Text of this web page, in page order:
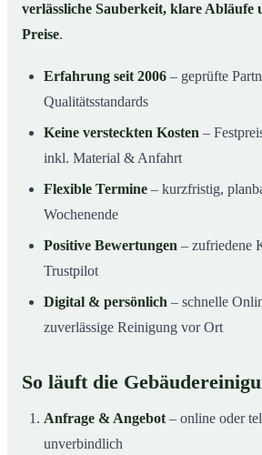
verlässliche Sauberkeit, klare Abläufe
Preise.
Erfahrung seit 2006 – geprüfte
Qualitätsstandards
Keine versteckten Kosten –
inkl. Material & Anfahrt
Flexible Termine – kurzfristig,
Wochenende
Positive Bewertungen – zufriedene
Trustpilot
Digital & persönlich – schnelle
zuverlässige Reinigung vor Ort
So läuft die
Anfrage & Angebot – online oder
unverbindlich